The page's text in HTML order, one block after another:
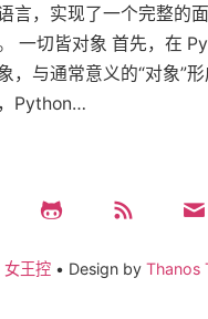
言，实现了一个完整的
一切皆对象 首先，在
，与通常意义的“对象”
Python…
女王控 • Design by Thanos